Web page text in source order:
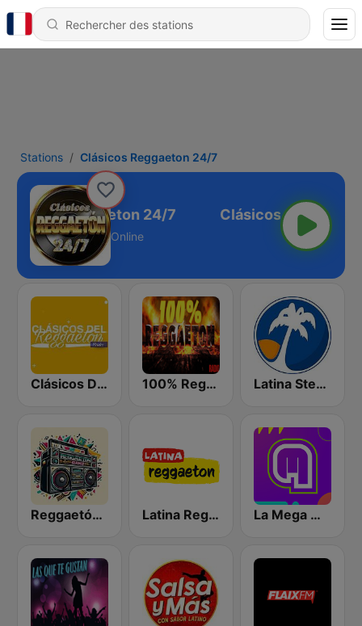
Stations Clásicos Reggaeton 24/7
Reggaeton 24/7
Online
Clásicos Del Reggaetón 100% Reggaeton Radio Latina Stereo
Reggaetón Clásicos Latina Reggaeton La Mega Medellin